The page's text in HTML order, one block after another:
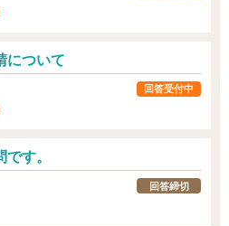
について
回答受付中
す。
回答締切